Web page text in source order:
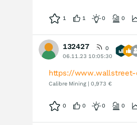
1 1 0 0
132427
0
06.11.23 10:05:30
https://
Calibre Mining | 0,973 €
0 0 0 0